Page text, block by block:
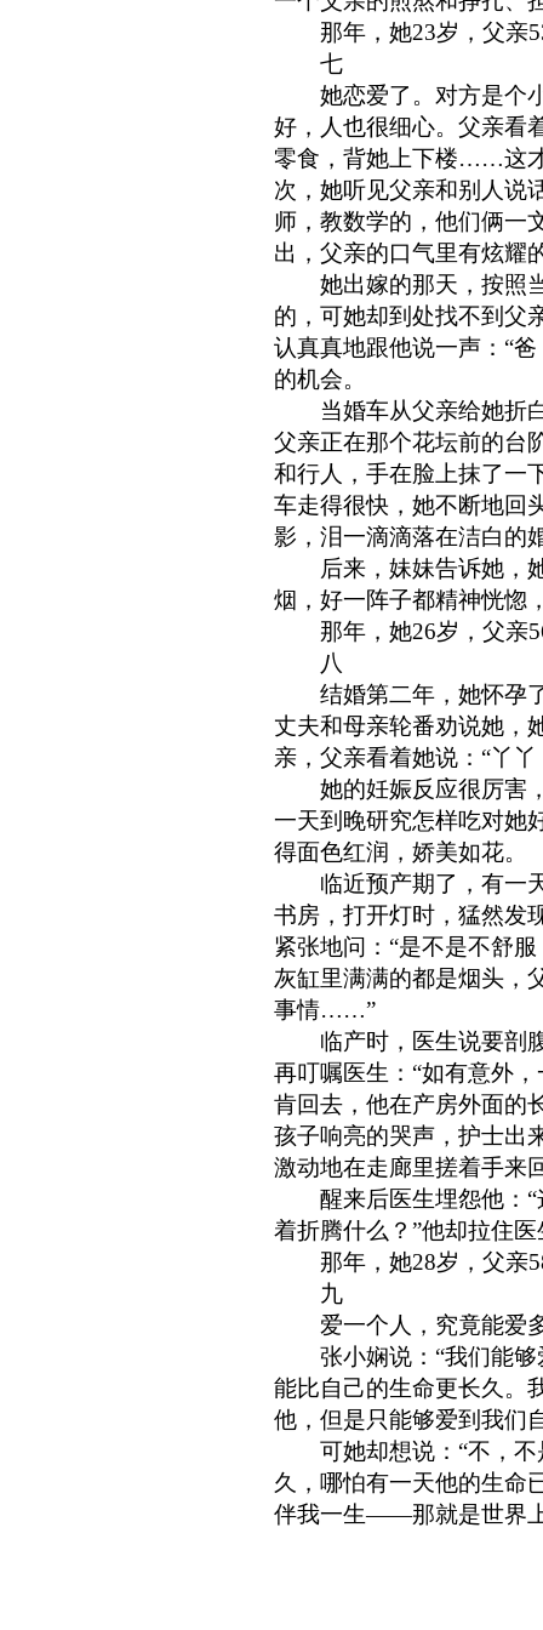
那年，她23岁，父亲
七
她恋爱了。对方是个小
好，人也很细心。父亲看
零食，背她上下楼……这
次，她听见父亲和别人说
师，教数学的，他们俩
出，父亲的口气里有炫耀
她出嫁的那天，按照当
的，可她却到处找不到父
认真真地跟他说一声：“
的机会。
当婚车从父亲给她折白
父亲正在那个花坛前的台
和行人，手在脸上抹了一
车走得很快，她不断地回
影，泪一滴滴落在洁白的
后来，妹妹告诉她，她
烟，好一阵子都精神恍惚
那年，她26岁，父亲
八
结婚第二年，她怀孕了
丈夫和母亲轮番劝说她，
亲，父亲看着她说：“丫
她的妊娠反应很厉害，
一天到晚研究怎样吃对她
得面色红润，娇美如花。
临近预产期了，有一天
书房，打开灯时，猛然发
紧张地问：“是不是不舒
灰缸里满满的都是烟头，
事情……”
临产时，医生说要剖腹
再叮嘱医生：“如有意外
肯回去，他在产房外面的
孩子响亮的哭声，护士出
激动地在走廊里搓着手来
醒来后医生埋怨他：“
着折腾什么？”他却拉住
那年，她28岁，父亲
九
爱一个人，究竟能爱
张小娴说：“我们能够
能比自己的生命更长久。
他，但是只能够爱到我们
可她却想说：“不，不
久，哪怕有一天他的生命
伴我一生——那就是世界